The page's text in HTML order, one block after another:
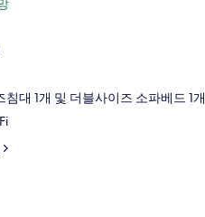
침대 1개 및 더블사이즈 소파베드 1개